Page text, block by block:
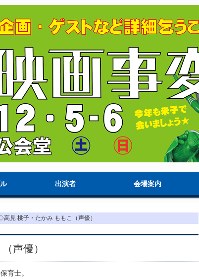
出演者 会場案内
高見 桃子・たかみ ももこ（声優）
声優）
育士。